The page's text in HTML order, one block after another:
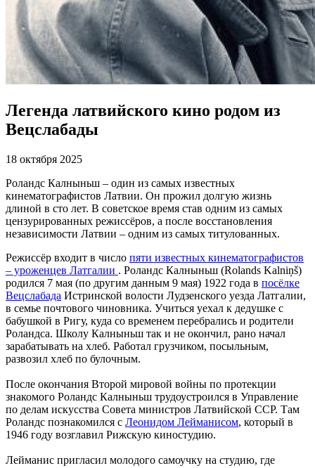
Легенда латвийского кино родом из
Вецслабады
18 октября 2025
Роландс Калныньш – один из самых известных
кинематографистов Латвии. Он прожил долгую жизнь
длиной в сто лет. В советское время став одним из самых
цензурированных режиссёров, а после восстановления
независимости Латвии – одним из самых титулованных.
Режиссёр входит в число пяти известных кинематографистов
– уроженцев Латгалии . Роландс Калныньш (Rolands Kalniņš)
родился 7 мая (по другим данным 9 мая) 1922 года в посёлке
Вецслабада Истринской волости Лудзенского уезда Латгалии,
в семье почтового чиновника. Учиться уехал к дедушке с
бабушкой в Ригу, куда со временем перебрались и родители
Роландса. Школу Калныньш так и не окончил, рано начал
зарабатывать на хлеб. Работал грузчиком, посыльным,
развозил хлеб по булочным.
После окончания Второй мировой войны по протекции
знакомого Роландс Калныньш трудоустроился в Управление
по делам искусства Совета министров Латвийской ССР. Там
Роландс познакомился с Леонидом Лейманисом, который в
1946 году возглавил Рижскую киностудию.
Лейманис пригласил молодого самоучку на студию, где